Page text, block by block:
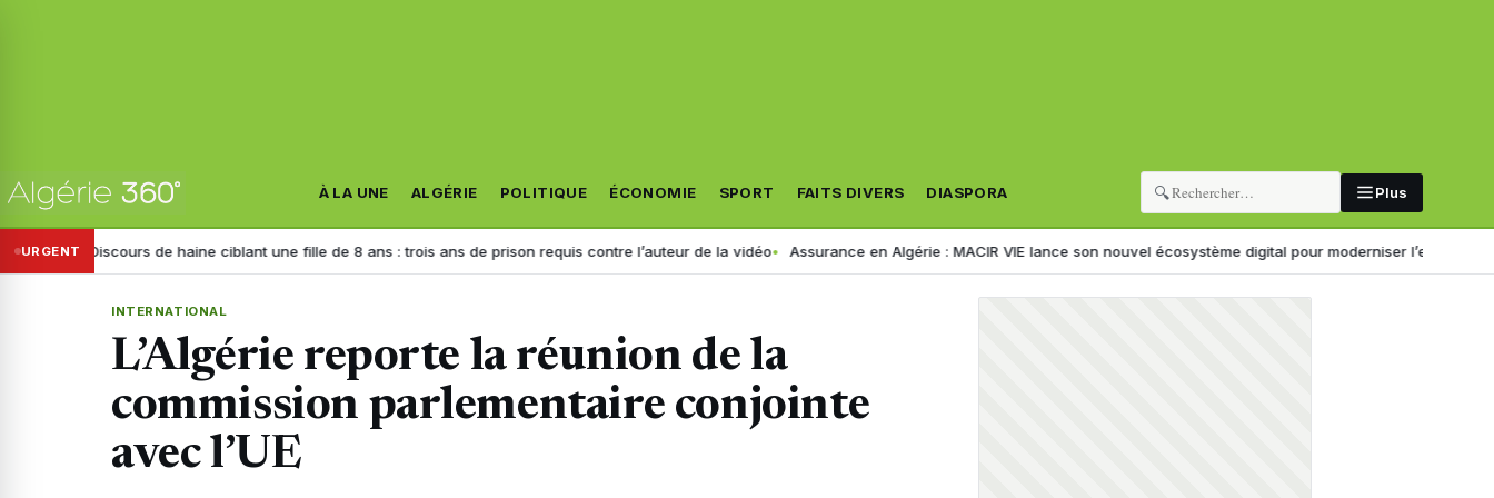
À LA UNE ALGÉRIE POLITIQUE ÉCONOMIE SPORT FAITS DIVERS DIASPORA 🔍 Plus
URGENTde haine ciblant une fille de 8 ans : trois ans de prison requis contre l’auteur de la vidéo Assurance en Algérie : MACIR VIE lance son nouvel écosystème digital pour moderniser l’expérience client
INTERNATIONAL
L’Algérie reporte la réunion de la
commission parlementaire conjointe
avec l’UE